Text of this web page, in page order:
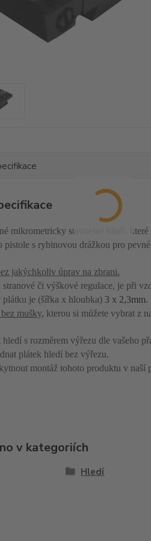
mikrometricky stavitelné hledí,
pistole s rybinovou drážkou pro
jakýchkoliv úprav na zbrani.
či výškové regulace, je při
plátku je (šířka x hloubka) 3 x 2,3mm.
mušky, kterou si můžete vybrat z
s rozměrem výřezu dle vašeho
plátek hledí bez výřezu.
montáž tohoto produktu v naší
v kategoriích
Hledí